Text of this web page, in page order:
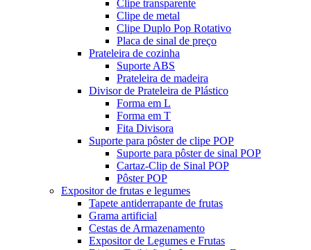
Clipe transparente
Clipe de metal
Clipe Duplo Pop Rotativo
Placa de sinal de preço
Prateleira de cozinha
Suporte ABS
Prateleira de madeira
Divisor de Prateleira de Plástico
Forma em L
Forma em T
Fita Divisora
Suporte para pôster de clipe POP
Suporte para pôster de sinal POP
Cartaz-Clip de Sinal POP
Pôster POP
Expositor de frutas e legumes
Tapete antiderrapante de frutas
Grama artificial
Cestas de Armazenamento
Expositor de Legumes e Frutas